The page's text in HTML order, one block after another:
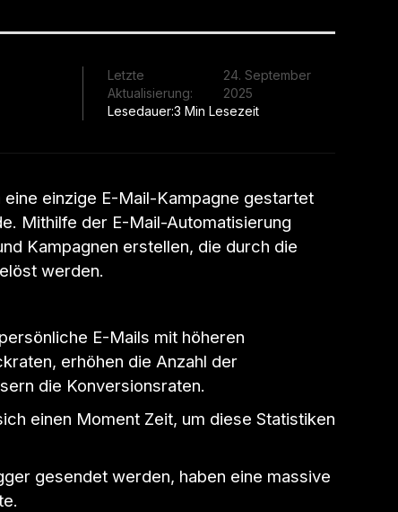
Letzte
Aktualisierung:
24. September
2025
Lesedauer:3 Min Lesezeit
einzige E-Mail-Kampagne gestartet
Mithilfe der E-Mail-Automatisierung
Kampagnen erstellen, die durch die
werden.
E-Mails mit höheren
erhöhen die Anzahl der
die Konversionsraten.
einen Moment Zeit, um diese Statistiken
gesendet werden, haben eine massive